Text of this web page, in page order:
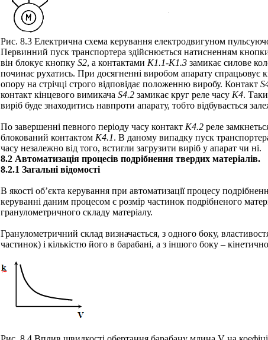
Рис. 8.3 Електрична схема керування електродвигуном
Первинний пуск транспортера здійснюється натисненням
він блокує кнопку S2, а контактами K1.1-K1.3 замикає силове
починає рухатись. При досягненні виробом апарату спрацьовує
опору на стрічці строго відповідає положенню виробу. Контакт S
контакт кінцевого вимикача S4.2 замикає круг реле часу K4.
виріб буде знаходитись навпроти апарату, тобто відбувається
По завершенні певного періоду часу контакт K4.2 реле
блокований контактом K4.1. В даному випадку пуск
часу незалежно від того, встигли загрузити виріб у апарат чи ні.
8.2 Автоматизація процесів подрібнення твердих матеріалів.
8.2.1 Загальні відомості
В якості об’єкта керування при автоматизації процесу
керуванні даним процесом є розмір частинок подрібненого
гранулометричного складу матеріалу.
Гранулометричний склад визначається, з одного боку,
частинок) і кількістю його в барабані, а з іншого боку –